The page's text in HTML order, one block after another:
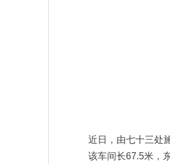
近日，由七十三处
该车间长67.5米，